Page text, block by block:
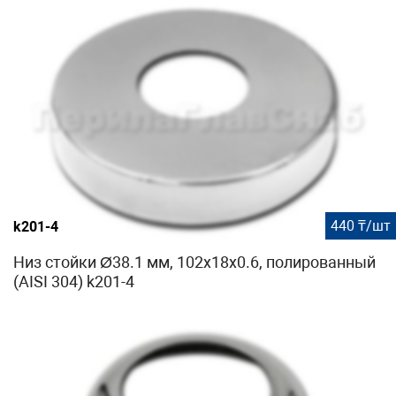
k201-4 440 ₸/шт
Низ стойки Ø38.1 мм, 102х18х0.6, полированный
(AISI 304) k201-4